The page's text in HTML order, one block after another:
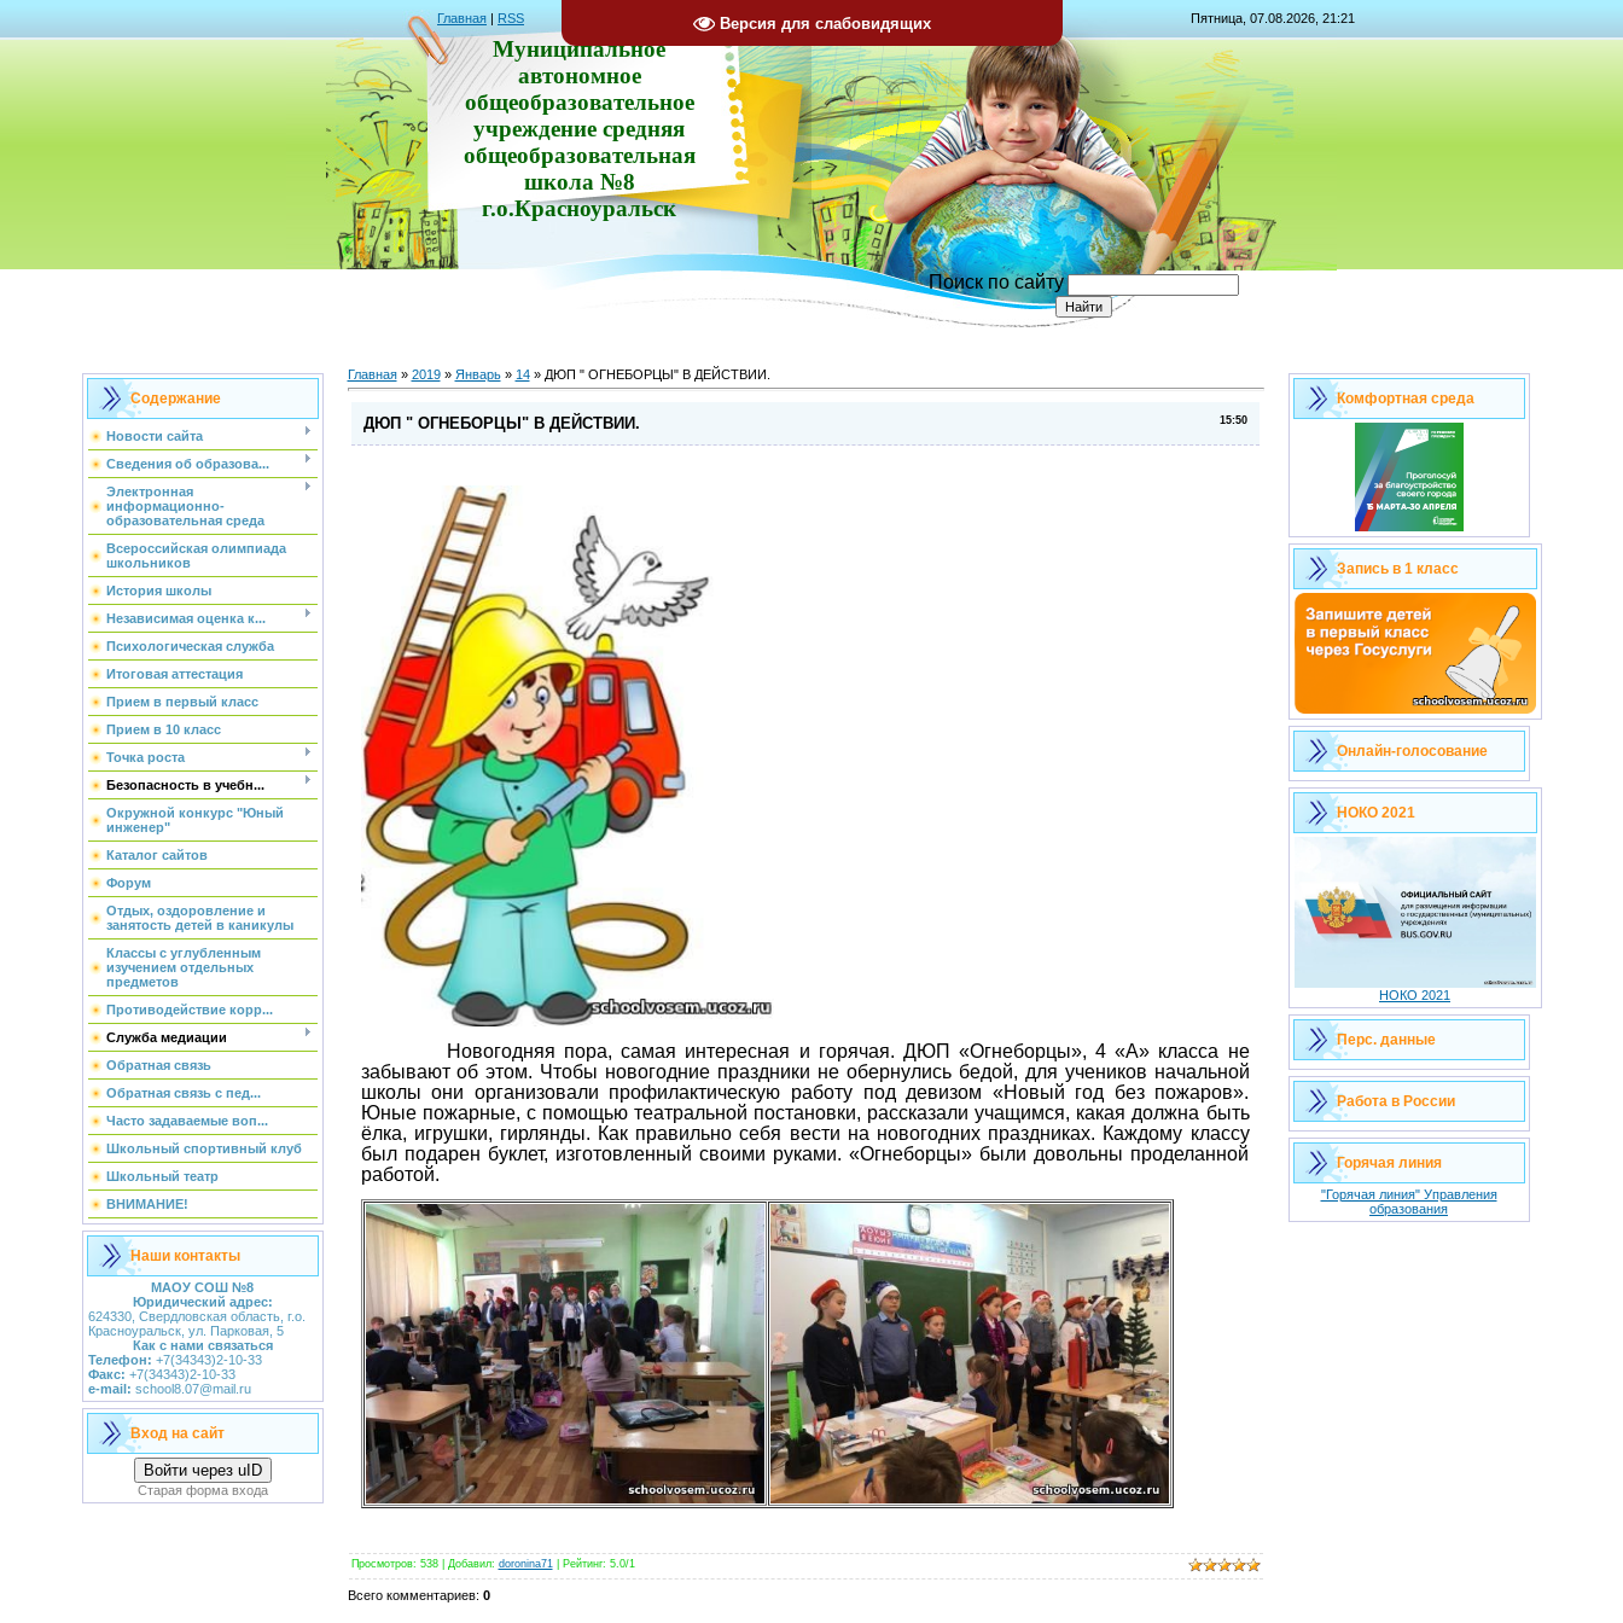
Версия для слабовидящих
Главная | RSS Пятница, 07.08.2026, 21:21
Муниципальное
автономное
общеобразовательное
учреждение средняя
общеобразовательная
школа №8
г.о.Красноуральск
Поиск по сайту
Содержание
Новости сайта
Сведения об образова...
Электронная
информационно-
образовательная среда
Всероссийская олимпиада
школьников
История школы
Независимая оценка к...
Психологическая служба
Итоговая аттестация
Прием в первый класс
Прием в 10 класс
Точка роста
Безопасность в учебн...
Окружной конкурс "Юный
инженер"
Каталог сайтов
Форум
Отдых, оздоровление и
занятость детей в каникулы
Классы с углубленным
изучением отдельных
предметов
Противодействие корр...
Служба медиации
Обратная связь
Обратная связь с пед...
Часто задаваемые воп...
Школьный спортивный клуб
Школьный театр
ВНИМАНИЕ!
Наши контакты
МАОУ СОШ №8
Юридический адрес:
624330, Свердловская область, г.о.
Красноуральск, ул. Парковая, 5
Как с нами связаться
Телефон: +7(34343)2-10-33
Факс: +7(34343)2-10-33
e-mail: school8.07@mail.ru
Вход на сайт
Войти через uID
Старая форма входа
Главная» 2019 » Январь » 14» ДЮП " ОГНЕБОРЦЫ" В ДЕЙСТВИИ.
15:50
ДЮП " ОГНЕБОРЦЫ" В ДЕЙСТВИИ.
Новогодняя пора, самая интересная и горячая. ДЮП «Огнеборцы», 4 «А» класса не
забывают об этом. Чтобы новогодние праздники не обернулись бедой, для учеников начальной
школы они организовали профилактическую работу под девизом «Новый год без пожаров».
Юные пожарные, с помощью театральной постановки, рассказали учащимся, какая должна быть
ёлка, игрушки, гирлянды. Как правильно себя вести на новогодних праздниках. Каждому классу
был подарен буклет, изготовленный своими руками. «Огнеборцы» были довольны проделанной
работой.
Просмотров: 538 | Добавил: doronina71 Рейтинг: 5.0/1
Всего комментариев: 0
Комфортная среда
Запись в 1 класс
Онлайн-голосование
НОКО 2021
НОКО 2021
Перс. данные
Работа в России
Горячая линия
"Горячая линия" Управления
образования